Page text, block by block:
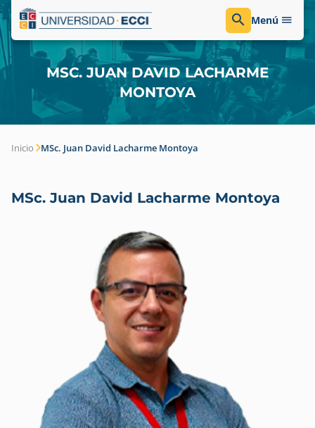
Menú
MSC. JUAN DAVID LACHARME
MONTOYA
Inicio MSc. Juan David Lacharme Montoya
MSc. Juan David Lacharme Montoya